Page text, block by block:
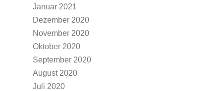
Januar 2021
Dezember 2020
November 2020
Oktober 2020
September 2020
August 2020
Juli 2020